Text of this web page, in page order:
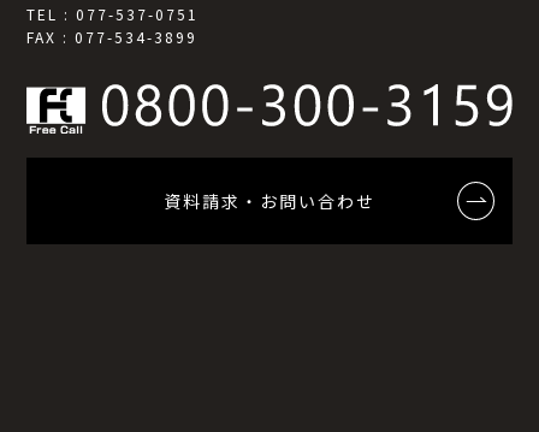
TEL : 077-537-0751
FAX : 077-534-3899
資料請求・お問い合わせ